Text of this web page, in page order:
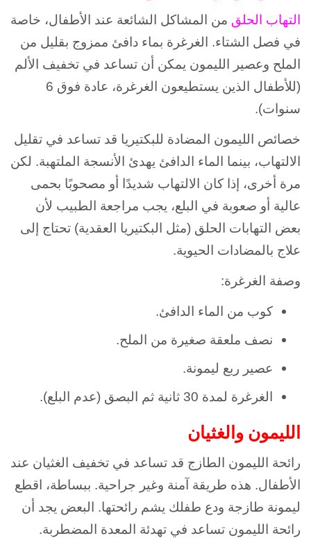
التهاب الحلق من المشاكل الشائعة عند الأطفال، خاصة
في فصل الشتاء. الغرغرة بماء دافئ ممزوج بقليل من
الملح وعصير الليمون يمكن أن تساعد في تخفيف الألم
(للأطفال الذين يستطيعون الغرغرة، عادة فوق 6
سنوات).
خصائص الليمون المضادة للبكتيريا قد تساعد في تقليل
الالتهاب، بينما الماء الدافئ يهدئ الأنسجة الملتهبة. لكن
مرة أخرى، إذا كان الالتهاب شديدًا أو مصحوبًا بحمى
عالية أو صعوبة في البلع، يجب مراجعة الطبيب لأن
بعض التهابات الحلق (مثل البكتيريا العقدية) تحتاج إلى
علاج بالمضادات الحيوية.
وصفة الغرغرة:
كوب من الماء الدافئ.
نصف ملعقة صغيرة من الملح.
عصير ربع ليمونة.
الغرغرة لمدة 30 ثانية ثم البصق (عدم البلع).
الليمون والغثيان
رائحة الليمون الطازج قد تساعد في تخفيف الغثيان عند
الأطفال. هذه طريقة آمنة وغير جراحية. ببساطة، اقطع
ليمونة طازجة ودع طفلك يشم رائحتها. البعض يجد أن
رائحة الليمون تساعد في تهدئة المعدة المضطربة.